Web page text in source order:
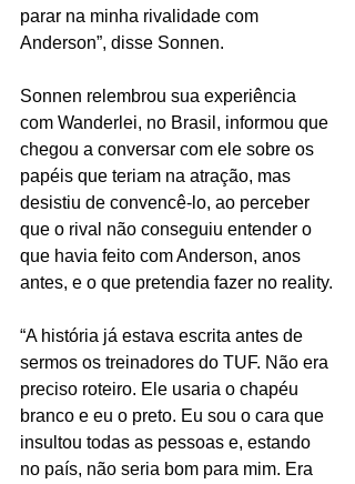
parar na minha rivalidade com
Anderson”, disse Sonnen.
Sonnen relembrou sua experiência
com Wanderlei, no Brasil, informou que
chegou a conversar com ele sobre os
papéis que teriam na atração, mas
desistiu de convencê-lo, ao perceber
que o rival não conseguiu entender o
que havia feito com Anderson, anos
antes, e o que pretendia fazer no reality.
“A história já estava escrita antes de
sermos os treinadores do TUF. Não era
preciso roteiro. Ele usaria o chapéu
branco e eu o preto. Eu sou o cara que
insultou todas as pessoas e, estando
no país, não seria bom para mim. Era